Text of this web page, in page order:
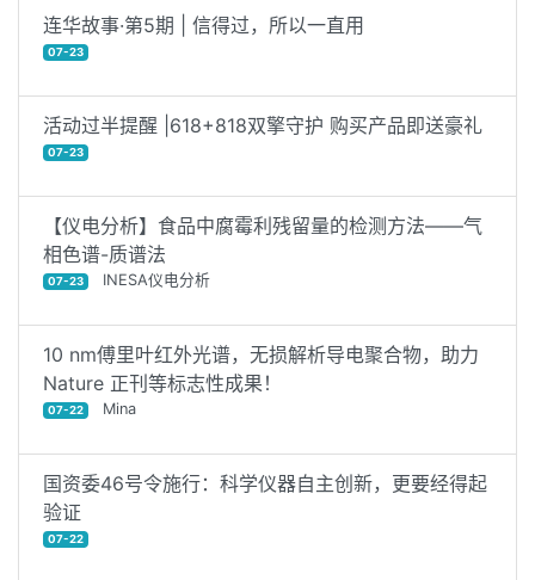
连华故事·第5期 | 信得过，所以一直用
07-23
活动过半提醒 |618+818双擎守护 购买产品即送豪礼
07-23
【仪电分析】食品中腐霉利残留量的检测方法——气
相色谱-质谱法
07-23 INESA仪电分析
10 nm傅里叶红外光谱，无损解析导电聚合物，助力
Nature 正刊等标志性成果！
07-22 Mina
国资委46号令施行：科学仪器自主创新，更要经得起
验证
07-22